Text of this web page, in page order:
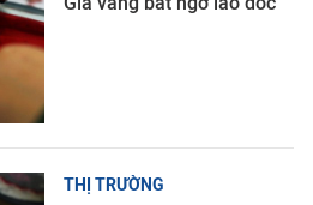
THỊ TRƯỜNG